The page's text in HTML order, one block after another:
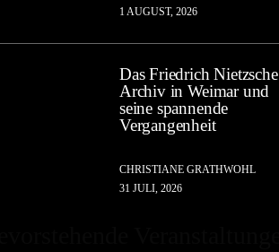
1 AUGUST, 2026
Das Friedrich Nietzsche
Archiv in Weimar und
seine spannende
Vergangenheit
CHRISTIANE GRATHWOHL
31 JULI, 2026